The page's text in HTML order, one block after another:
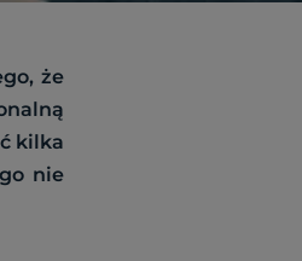
że
kilka
nie